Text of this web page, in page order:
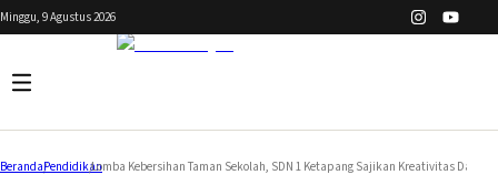
Minggu, 9 Agustus 2026
Beranda/Pendidikan
/Lomba Kebersihan Taman Sekolah, SDN 1 Ketapang Sajikan Kreativitas Dari